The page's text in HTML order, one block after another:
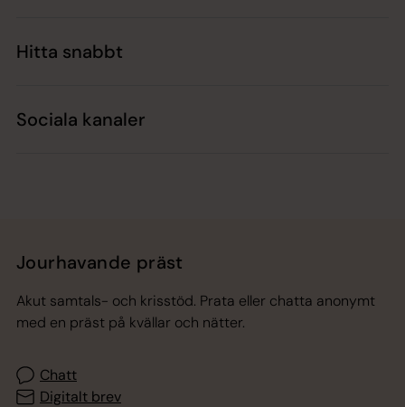
Hitta snabbt
Sociala kanaler
Jourhavande präst
Akut samtals- och krisstöd. Prata eller chatta anonymt
med en präst på kvällar och nätter.
Chatt
Digitalt brev